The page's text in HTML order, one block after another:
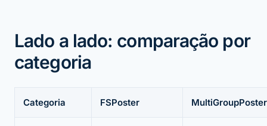
Lado a lado: comparação por
categoria
Categoria FSPoster MultiGroupPoster